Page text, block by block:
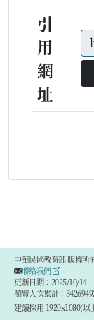
引
用
網
址
中華民國教育部 版權
聯絡我們
更新日期：2025/10/14
瀏覽人次累計：
建議採用 1920x1080(